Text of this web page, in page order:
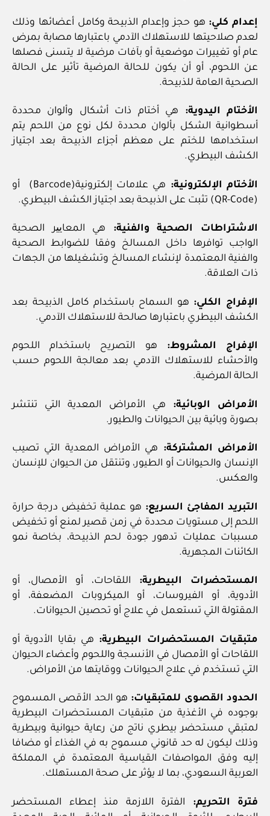
إعدام كلي: هو حجز وإعدام الذبيحة وكامل أعضائها وذلك
لعدم صلاحيتها للاستهلاك الآدمي باعتبارها مصابة بمرض
عام أو تغييرات موضعية أو بآفات مرضية لا يتسنى فصلها
عن اللحوم، أو أن يكون للحالة المرضية تأثير على الحالة
الصحية العامة للذبيحة.
الأختام اليدوية: هي أختام ذات أشكال وألوان محددة
أسطوانية الشكل بألوان محددة لكل نوع من اللحم يتم
استخدامها للختم على معظم أجزاء الذبيحة بعد اجتياز
الكشف البيطري.
الأختام الإلكترونية:
هي علامات إلكترونية(Barcode) أو
(QR-Code) تثبت على الذبيحة بعد اجتياز الكشف البيطري.
الاشتراطات الصحية والفنية: هي المعاییر الصحية
الواجب توافرها داخل المسالخ وفقا للضوابط الصحية
والفنية المعتمدة لإنشاء المسالخ وتشغيلها من الجهات
ذات العلاقة.
الإفراج الكلي: هو السماح باستخدام كامل الذبيحة بعد
الكشف البيطري باعتبارها صالحة للاستهلاك الآدمي.
الإفراج المشروط: هو التصريح باستخدام اللحوم
والأحشاء للاستهلاك الآدمي بعد معالجة اللحوم حسب
الحالة المرضية.
الأمراض الوبائية: هي الأمراض المعدية التي تنتشر
بصورة وبائية بين الحيوانات والطيور.
الأمراض المشتركة: هي الأمراض المعدية التي تصيب
الإنسان والحيوانات أو الطيور، وتنتقل من الحيوان للإنسان
والعكس.
التبريد المفاجئ السريع: هو عملية تخفيض درجة حرارة
اللحم إلى مستويات محددة في زمن قصير لمنع أو تخفيض
مسببات عمليات تدهور جودة لحم الذبيحة، بخاصة نمو
الكائنات المجهرية.
المستحضرات البيطرية: اللقاحات، أو الأمصال، أو
الأدوية، أو الفيروسات، أو الميكروبات المضعفة، أو
المقتولة التي تستعمل في علاج أو تحصين الحيوانات.
متبقيات المستحضرات البيطرية: هي بقايا الأدوية أو
اللقاحات أو الأمصال في الأنسجة واللحوم وأعضاء الحيوان
التي تستخدم في علاج الحيوانات ووقايتها من الأمراض.
الحدود القصوى للمتبقيات: هو الحد الأقصى المسموح
بوجوده في الأغذية من متبقيات المستحضرات البيطرية
لمتبقي مستحضر بيطري ناتج من رعاية حيوانية وبيطرية
وذلك ليكون له حد قانوني مسموح به في الغذاء أو مضافا
إليه وفق المواصفات القياسية المعتمدة في المملكة
العربية السعودي، بما لا يؤثر على صحة المستهلك.
فترة التحريم: الفترة اللازمة منذ إعطاء المستحضر